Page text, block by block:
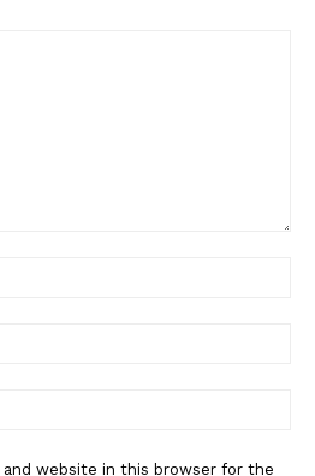
and website in this browser for the